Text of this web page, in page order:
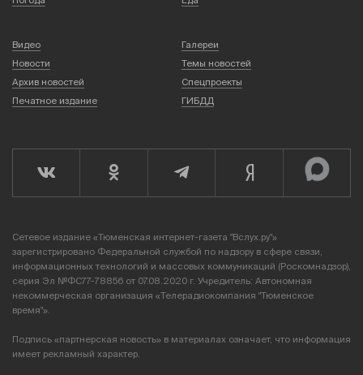
Видео
Галереи
Новости
Темы новостей
Архив новостей
Спецпроекты
Печатное издание
ГИБДД
Сетевое издание «Тюменская интернет-газета "Вслух.ру"»
зарегистрировано Федеральной службой по надзору в сфере связи,
информационных технологий и массовых коммуникаций (Роскомнадзор),
серия Эл №ФС77-78856 от 07.08.2020 г. Учредитель: Автономная
некоммерческая организация «Телерадиокомпания "Тюменское
время"».
Подпись «партнерская новость» в материалах означает, что информация
имеет рекламный характер.